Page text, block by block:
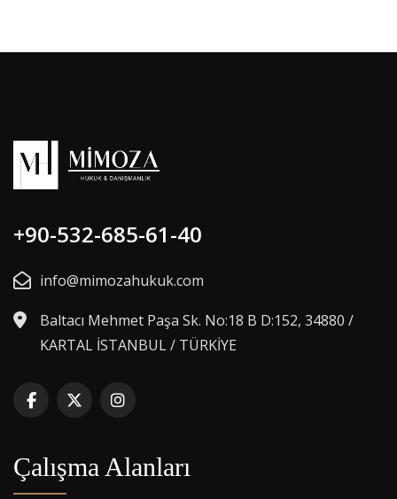
+90-532-685-61-40
info@mimozahukuk.com
Baltacı Mehmet Paşa Sk. No:18 B D:152, 34880 /
KARTAL İSTANBUL / TÜRKİYE
Çalışma Alanları